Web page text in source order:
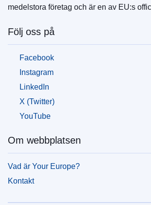
medelstora företag och är en av EU:s
Följ oss på
Facebook
Instagram
LinkedIn
X (Twitter)
YouTube
Om webbplatsen
Vad är Your Europe?
Kontakt